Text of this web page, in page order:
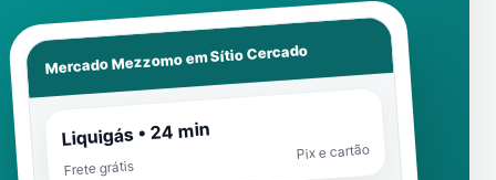
Mercado Mezzomo emSítio Cercado
Liquigás • 24 min
Frete grátis
Pix e cartão